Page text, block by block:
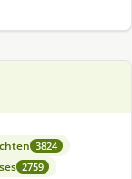
3824
2759